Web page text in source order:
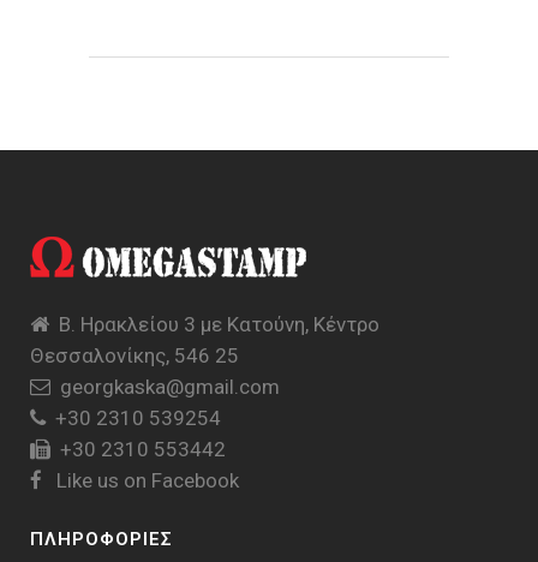
Β. Ηρακλείου 3 με Κατούνη, Κέντρο
Θεσσαλονίκης, 546 25
georgkaska@gmail.com
+30 2310 539254
+30 2310 553442
Like us on Facebook
ΠΛΗΡΟΦΟΡΙΕΣ